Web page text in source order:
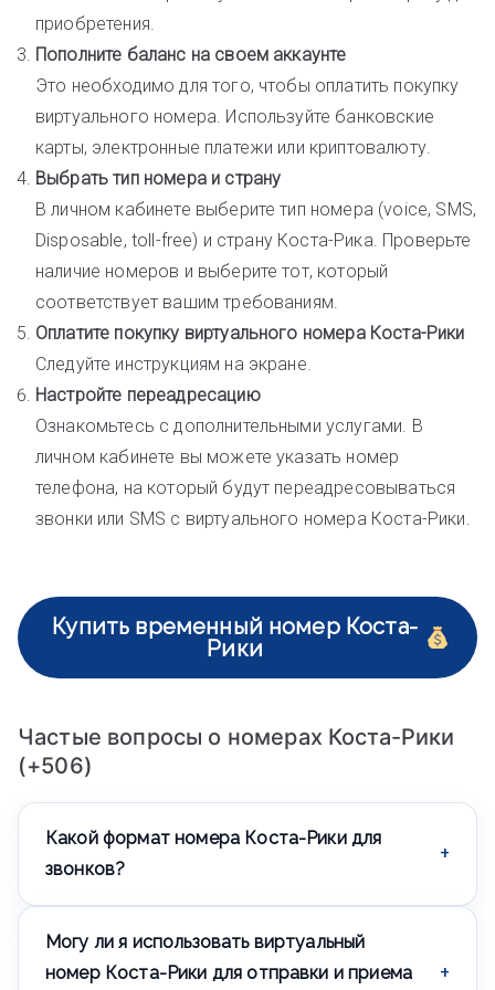
приобретения.
Пополните баланс на своем аккаунте
Это необходимо для того, чтобы оплатить покупку
виртуального номера. Используйте банковские
карты, электронные платежи или криптовалюту.
Выбрать тип номера и страну
В личном кабинете выберите тип номера (voice, SMS,
Disposable, toll-free) и страну Коста-Рика. Проверьте
наличие номеров и выберите тот, который
соответствует вашим требованиям.
Оплатите покупку виртуального номера Коста-Рики
Следуйте инструкциям на экране.
Настройте переадресацию
Ознакомьтесь с дополнительными услугами. В
личном кабинете вы можете указать номер
телефона, на который будут переадресовываться
звонки или SMS с виртуального номера Коста-Рики.
Купить временный номер Коста-
Рики
Частые вопросы о номерах Коста-Рики
(+506)
Какой формат номера Коста-Рики для
звонков?
так: +506 XXX XXX XXX. В личном кабинете вы
сможете выбрать номер из списка имеющихся.
Могу ли я использовать виртуальный
номер Коста-Рики для отправки и приема